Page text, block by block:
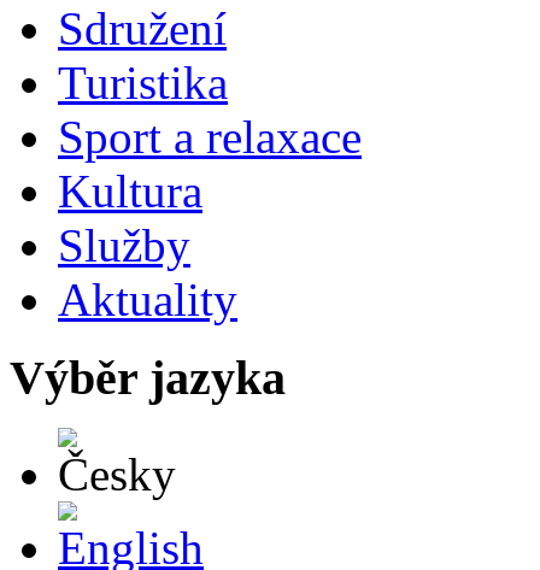
Sdružení
Turistika
Sport a relaxace
Kultura
Služby
Aktuality
Výběr jazyka